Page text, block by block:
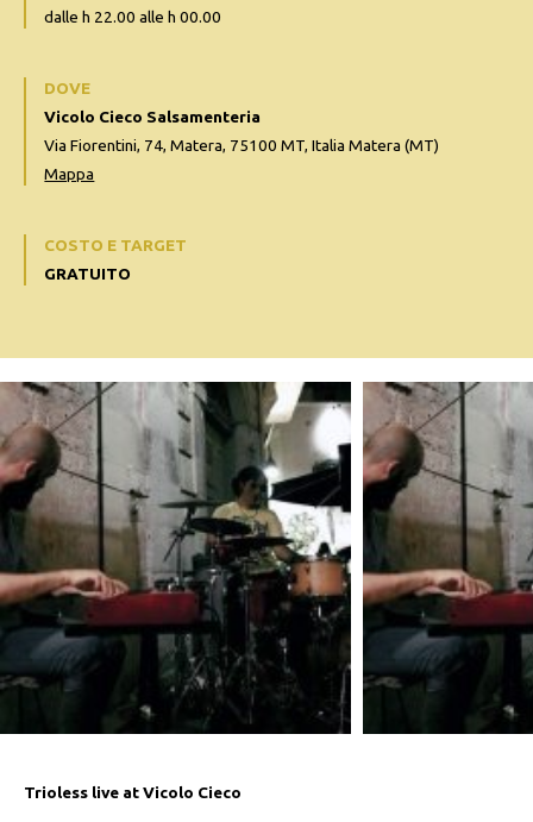
Trioless live at Vicolo Cieco
dalle h 22.00 alle h 00.00
DOVE
Vicolo Cieco Salsamenteria
Via Fiorentini, 74, Matera, 75100 MT, Italia Matera (MT)
Mappa
COSTO E TARGET
GRATUITO